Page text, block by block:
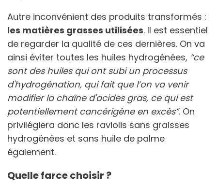
Autre inconvénient des produits transformés :
les matières grasses utilisées. Il est essentiel
de regarder la qualité de ces dernières. On va
ainsi éviter toutes les huiles hydrogénées, “ce
sont des huiles qui ont subi un processus
d'hydrogénation, qui fait que l’on va venir
modifier la chaîne d'acides gras, ce qui est
potentiellement cancérigène en excès”. On
privilégiera donc les raviolis sans graisses
hydrogénées et sans huile de palme
également.
Quelle farce choisir ?